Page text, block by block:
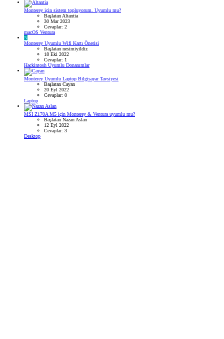
Monterey için sistem topluyorum. Uyumlu mu?
Başlatan Altantia
30 Mar 2023
Cevaplar: 2
macOS Ventura
N
Monterey Uyumlu Wifi Kartı Önerisi
Başlatan nesimiyildiz
18 Eki 2022
Cevaplar: 1
Hackintosh Uyumlu Donanımlar
Monterey Uyumlu Laptop Bilgisayar Tavsiyesi
Başlatan Cayan
20 Eyl 2022
Cevaplar: 0
Laptop
MSI Z170A M5 için Monterey & Ventura uyumlu mu?
Başlatan Nazan Aslan
12 Eyl 2022
Cevaplar: 3
Desktop